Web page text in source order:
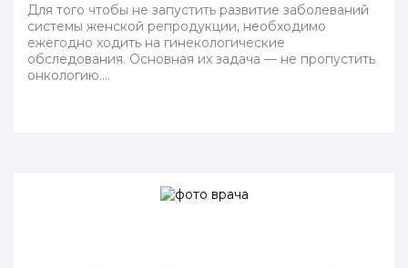
Для того чтобы не запустить развитие заболеваний
системы женской репродукции, необходимо
ежегодно ходить на гинекологические
обследования. Основная их задача — не пропустить
онкологию….